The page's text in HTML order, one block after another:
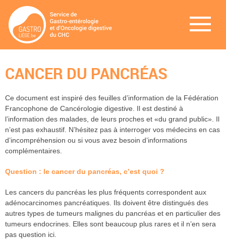
CANCER DU PANCRÉAS
Ce document est inspiré des feuilles d’information de la Fédération
Francophone de Cancérologie digestive. Il est destiné à
l’information des malades, de leurs proches et «du grand public». Il
n’est pas exhaustif. N’hésitez pas à interroger vos médecins en cas
d’incompréhension ou si vous avez besoin d’informations
complémentaires.
Question : le cancer du pancréas, c’est quoi ?
Les cancers du pancréas les plus fréquents correspondent aux
adénocarcinomes pancréatiques. Ils doivent être distingués des
autres types de tumeurs malignes du pancréas et en particulier des
tumeurs endocrines. Elles sont beaucoup plus rares et il n’en sera
pas question ici.